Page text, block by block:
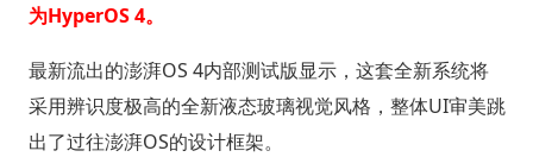
为HyperOS 4。
最新流出的澎湃OS 4内部测试版显示，这套全新系统将
采用辨识度极高的全新液态玻璃视觉风格，整体UI审美跳
出了过往澎湃OS的设计框架。